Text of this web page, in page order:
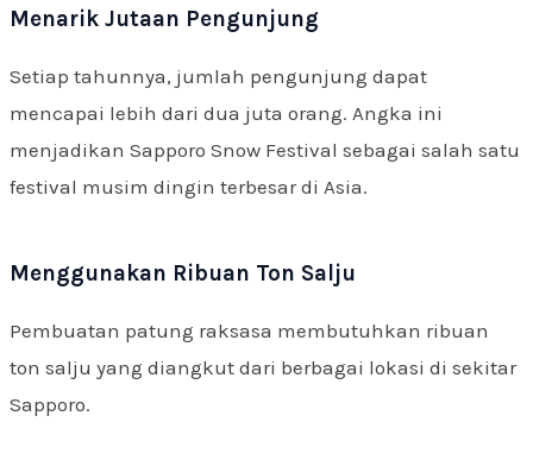
Menarik Jutaan Pengunjung
Setiap tahunnya, jumlah pengunjung dapat
mencapai lebih dari dua juta orang. Angka ini
menjadikan Sapporo Snow Festival sebagai salah satu
festival musim dingin terbesar di Asia.
Menggunakan Ribuan Ton Salju
Pembuatan patung raksasa membutuhkan ribuan
ton salju yang diangkut dari berbagai lokasi di sekitar
Sapporo.